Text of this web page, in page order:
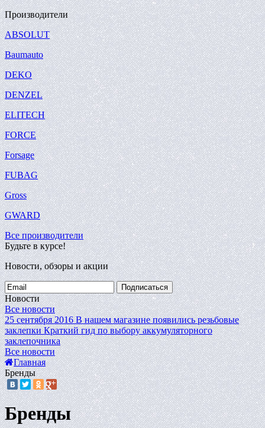
Производители
ABSOLUT
Baumauto
DEKO
DENZEL
ELITECH
FORCE
Forsage
FUBAG
Gross
GWARD
Все производители
Будьте в курсе!
Новости, обзоры и акции
Подписаться
Новости
Все новости
25 сентября 2016 В нашем магазине появились резьбовые
заклепки Краткий гид по выбору аккумуляторного
заклепочника
Все новости
Главная
Бренды
Бренды